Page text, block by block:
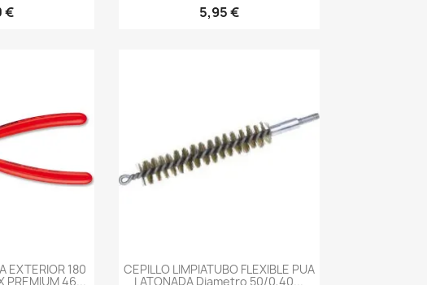
€ 5,95 €
EXTERIOR 180
PREMIUM 46...
-->
CEPILLO LIMPIATUBO FLEXIBLE PUA
LATONADA Diametro 50/0,40...